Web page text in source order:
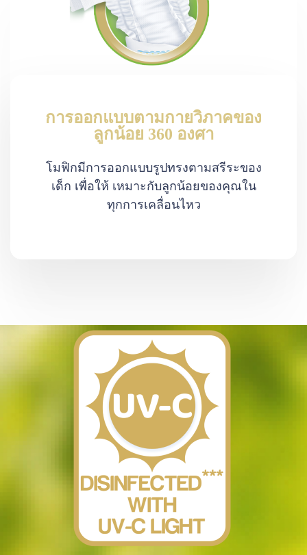
การออกแบบตามกายวิภาคของ
ลูกน้อย 360 องศา
โมฟิกมีการออกแบบรูปทรงตามสรีระของ
เด็ก เพื่อให้ เหมาะกับลูกน้อยของคุณใน
ทุกการเคลื่อนไหว